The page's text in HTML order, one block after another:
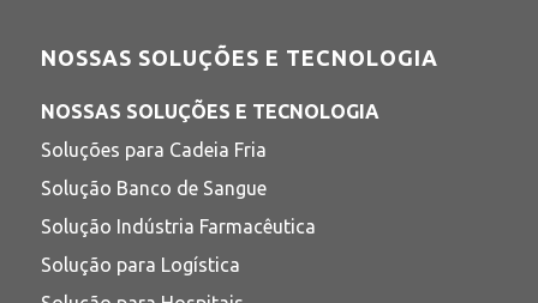
NOSSAS SOLUÇÕES E TECNOLOGIA
NOSSAS SOLUÇÕES E TECNOLOGIA
Soluções para Cadeia Fria
Solução Banco de Sangue
Solução Indústria Farmacêutica
Solução para Logística